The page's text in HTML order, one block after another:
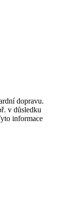
dopravu.
v důsledku
informace